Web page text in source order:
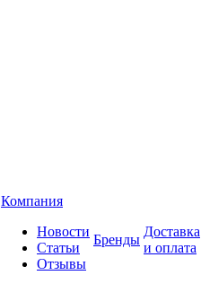
Компания
Новости
Статьи
Отзывы
Бренды
Доставка
и оплата